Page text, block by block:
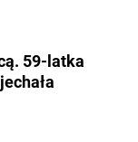
59-latka